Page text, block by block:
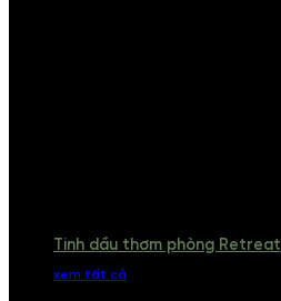
Tinh dầu thơm phòng Retreat
xem tất cả